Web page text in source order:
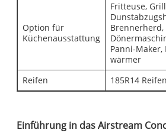
Option für
Küchenausstattung
Fritteuse,
Brennerherd,
Panni-Maker,
wärmer
Reifen
185R14 Reifen
Einführung in das Airstream